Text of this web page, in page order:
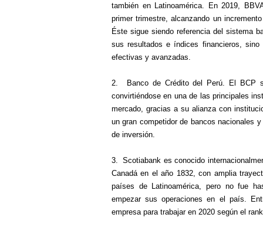
también en Latinoamérica. En 2019,
primer trimestre, alcanzando un
Éste sigue siendo referencia del sistema
sus resultados e índices financieros,
efectivas y avanzadas.
2.
Banco de Crédito del Perú. El BCP
convirtiéndose en una de las principales
mercado, gracias a su alianza con
un gran competidor de bancos nacionales
de inversión.
3.
Scotiabank es conocido
Canadá en el año 1832, con amplia
países de Latinoamérica, pero no fue
empezar sus operaciones en el país.
empresa para trabajar en 2020 según el